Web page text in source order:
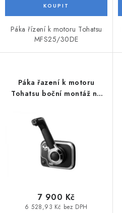
KATAMARÁNY - PONTON BOAT
VODNÍ SPORTY
PŘÍSLUŠENSTVÍ K MOTORŮM
Doprava a platba Servis
Páka řízení k motoru Tohatsu
MFS25/30DE
Páka řazení k motoru
Tohatsu boční montáž na
6 528,93 Kč bez DPH
7 900 Kč